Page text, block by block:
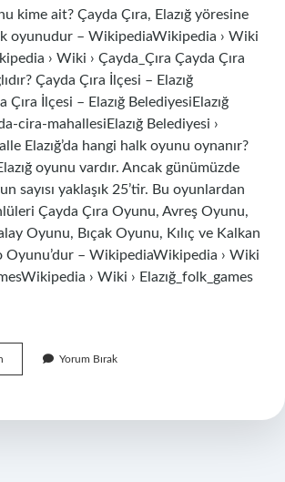
kime ait? Çayda Çıra, Elazığ yöresine
oyunudur – WikipediaWikipedia › Wiki
› Wiki › Çayda_Çıra Çayda Çıra
Çayda Çıra İlçesi – Elazığ
Çıra İlçesi – Elazığ BelediyesiElazığ
cira-mahallesiElazığ Belediyesi ›
Elazığ’da hangi halk oyunu oynanır?
oyunu vardır. Ancak günümüzde
sayısı yaklaşık 25’tir. Bu oyunlardan
Çayda Çıra Oyunu, Avreş Oyunu,
Oyunu, Bıçak Oyunu, Kılıç ve Kalkan
Oyunu’dur – WikipediaWikipedia › Wiki
› Wiki › Elazığ_folk_games
Çıra
Oyunu
Yorum Bırak